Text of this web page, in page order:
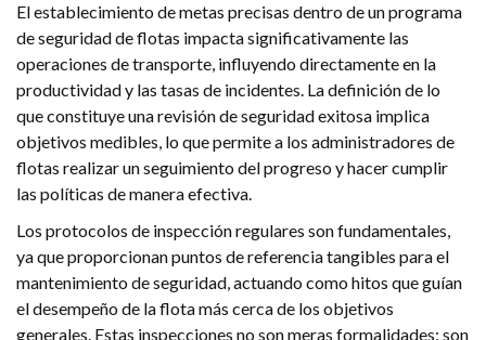
El establecimiento de metas precisas dentro de un programa
de seguridad de flotas impacta significativamente las
operaciones de transporte, influyendo directamente en la
productividad y las tasas de incidentes. La definición de lo
que constituye una revisión de seguridad exitosa implica
objetivos medibles, lo que permite a los administradores de
flotas realizar un seguimiento del progreso y hacer cumplir
las políticas de manera efectiva.
Los protocolos de inspección regulares son fundamentales,
ya que proporcionan puntos de referencia tangibles para el
mantenimiento de seguridad, actuando como hitos que guían
el desempeño de la flota más cerca de los objetivos
generales. Estas inspecciones no son meras formalidades; son